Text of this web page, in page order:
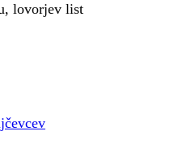
lovorjev list